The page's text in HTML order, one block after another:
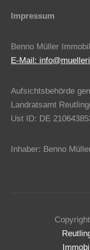
Impressum
Benno Müller
E-Mail:
Aufsichtsbehörde
Landratsamt
Ust ID: DE
Inhaber: Benno